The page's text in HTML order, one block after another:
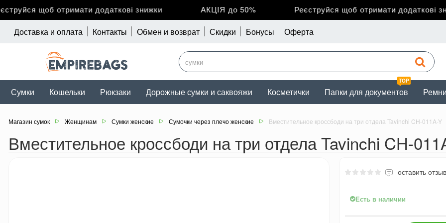
щоб отримати додаткові знижки АКЦІЯ до 50% Реєструйся щоб отримати додаткові
Доставка и оплата Контакты Обмен и возврат Скидки Бонусы Оферта
Сумки Кошельки Рюкзаки Дорожные сумки и саквояжи Косметички
TOP
Папки для документов Ремни
Магазин сумок Женщинам Сумки женские Сумочки через плечо женские Вместительное кроссбоди на три отдела Tavinchi CH-011A-Y
Вместительное кроссбоди на три отдела Tavinchi CH-
оставить отзыв
Есть в наличии